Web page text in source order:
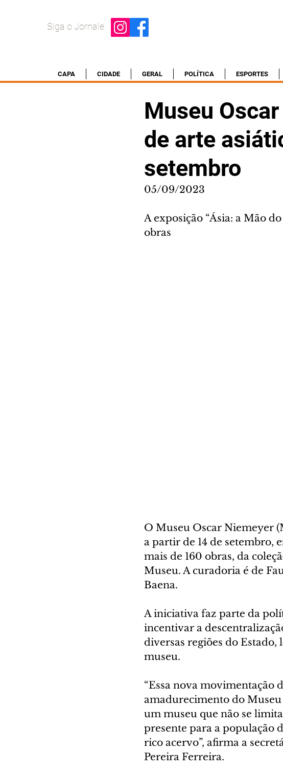
Siga o Jornale
CAPA CIDADE GERAL POLÍTICA ESPORTES
Museu
de arte
setembro
05/09/2023
A exposição “Ásia: a Mão
obras
O Museu Oscar Niemeyer
a partir de 14 de setembro,
mais de 160 obras, da
Museu. A curadoria é de
Baena.
A iniciativa faz parte da
incentivar a
diversas regiões do
museu.
“Essa nova movimentação
amadurecimento do
um museu que não se
presente para a população
rico acervo”, afirma a
Pereira Ferreira.